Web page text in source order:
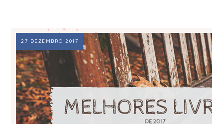
27 DEZEMBRO 2017